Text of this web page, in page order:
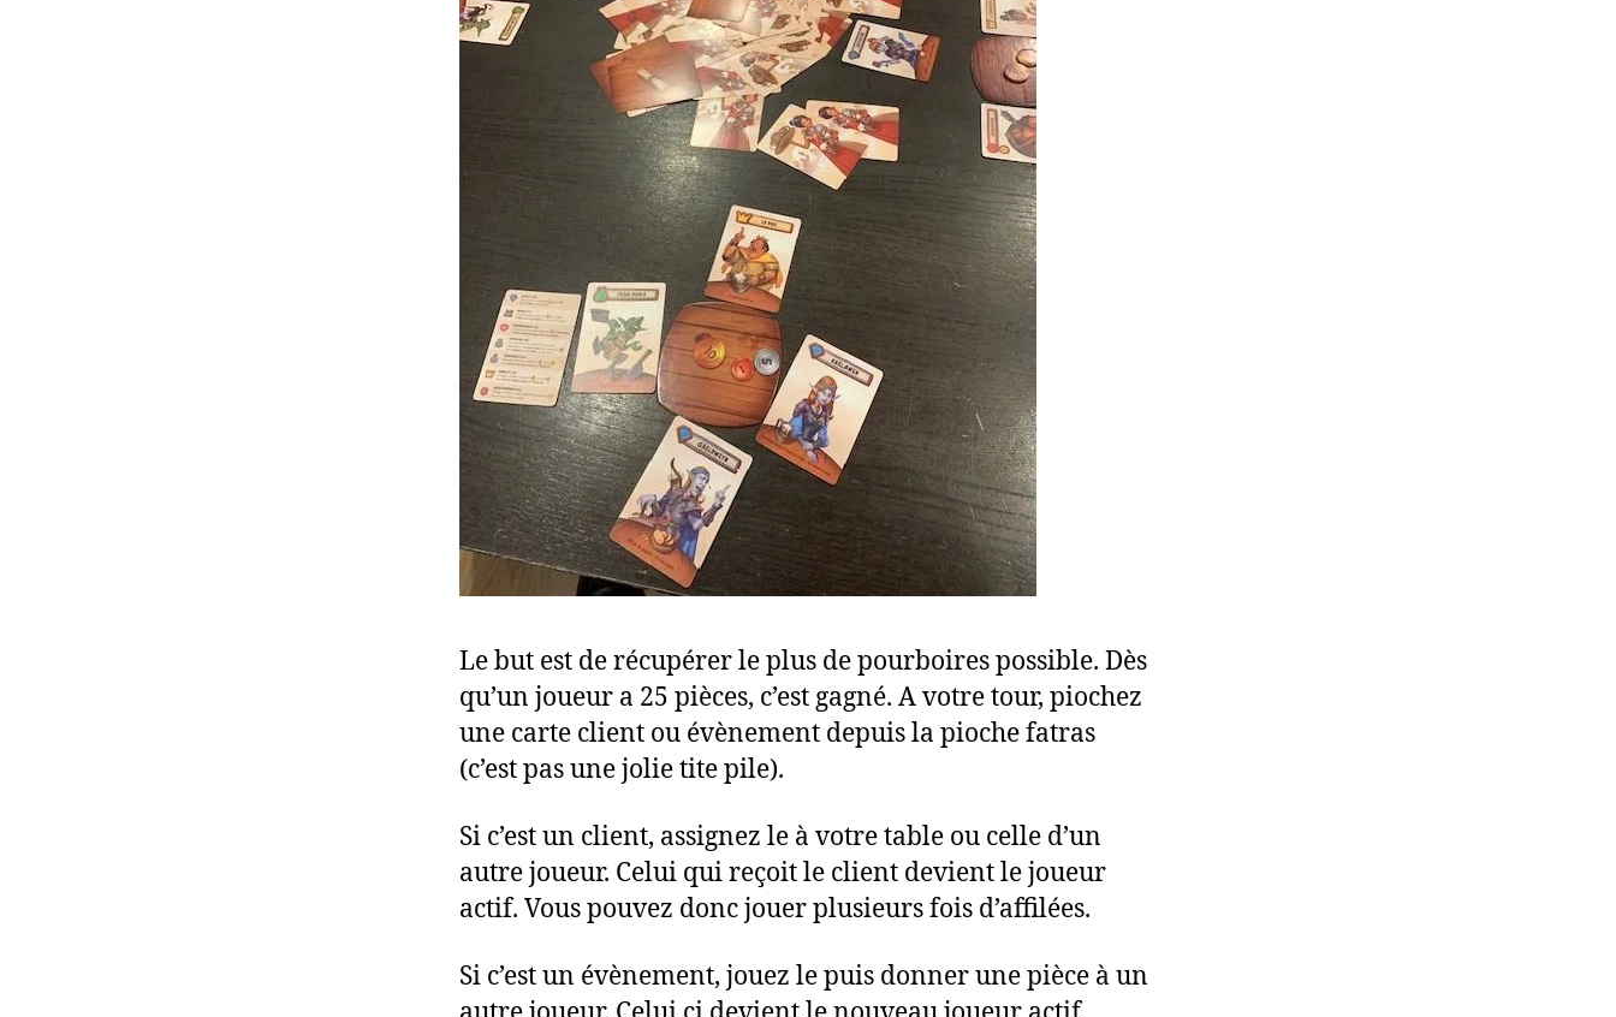
Le but est de récupérer le plus de pourboires possible. Dès
qu’un joueur a 25 pièces, c’est gagné. A votre tour, piochez
une carte client ou évènement depuis la pioche fatras
(c’est pas une jolie tite pile).
Si c’est un client, assignez le à votre table ou celle d’un
autre joueur. Celui qui reçoit le client devient le joueur
actif. Vous pouvez donc jouer plusieurs fois d’affilées.
Si c’est un évènement, jouez le puis donner une pièce à un